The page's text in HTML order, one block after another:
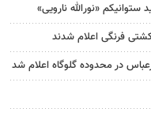
«نورالله نارویی»
فرنگی اعلام شدند
در محدوده گلوگاه اعلام شد